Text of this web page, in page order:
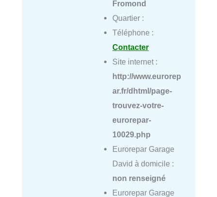
Fromond
Quartier :
Téléphone :
Contacter
Site internet :
http://www.eurorep
ar.fr/dhtml/page-
trouvez-votre-
eurorepar-
10029.php
Eurorepar Garage
David à domicile :
non renseigné
Eurorepar Garage